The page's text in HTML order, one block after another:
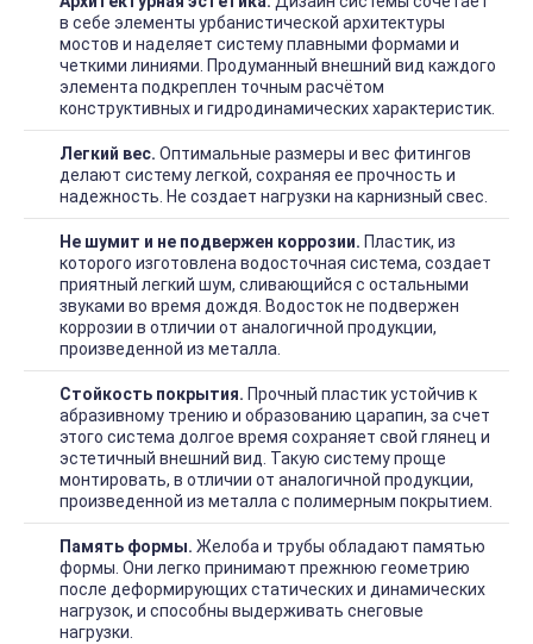
в себе элементы урбанистической архитектуры
мостов и наделяет систему плавными формами и
четкими линиями. Продуманный внешний вид каждого
элемента подкреплен точным расчётом
конструктивных и гидродинамических характеристик.
Легкий вес. Оптимальные размеры и вес фитингов
делают систему легкой, сохраняя ее прочность и
надежность. Не создает нагрузки на карнизный свес.
Не шумит и не подвержен коррозии. Пластик, из
которого изготовлена водосточная система, создает
приятный легкий шум, сливающийся с остальными
звуками во время дождя. Водосток не подвержен
коррозии в отличии от аналогичной продукции,
произведенной из металла.
Стойкость покрытия. Прочный пластик устойчив к
абразивному трению и образованию царапин, за счет
этого система долгое время сохраняет свой глянец и
эстетичный внешний вид. Такую систему проще
монтировать, в отличии от аналогичной продукции,
произведенной из металла с полимерным покрытием.
Память формы. Желоба и трубы обладают памятью
формы. Они легко принимают прежнюю геометрию
после деформирующих статических и динамических
нагрузок, и способны выдерживать снеговые
нагрузки.